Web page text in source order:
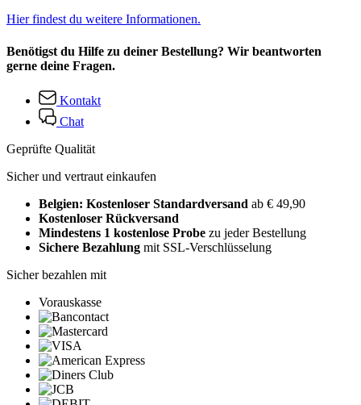
Hier findest du weitere Informationen.
Benötigst du Hilfe zu deiner Bestellung? Wir beantworten
gerne deine Fragen.
Kontakt
Chat
Geprüfte Qualität
Sicher und vertraut einkaufen
Belgien: Kostenloser Standardversand ab € 49,90
Kostenloser Rückversand
Mindestens 1 kostenlose Probe zu jeder Bestellung
Sichere Bezahlung mit SSL-Verschlüsselung
Sicher bezahlen mit
Vorauskasse